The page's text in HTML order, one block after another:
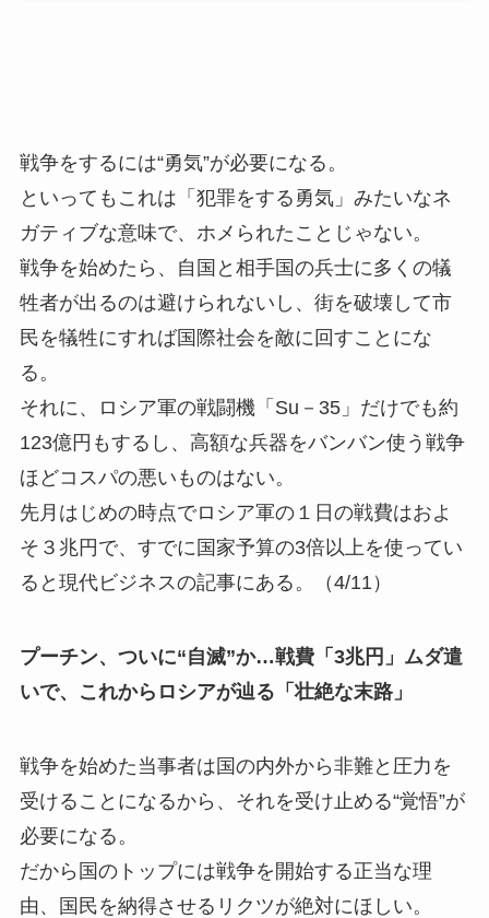
戦争をするには“勇気”が必要になる。
といってもこれは「犯罪をする勇気」みたいなネ
ガティブな意味で、ホメられたことじゃない。
戦争を始めたら、自国と相手国の兵士に多くの犠
牲者が出るのは避けられないし、街を破壊して市
民を犠牲にすれば国際社会を敵に回すことにな
る。
それに、ロシア軍の戦闘機「Su－35」だけでも約
123億円もするし、高額な兵器をバンバン使う戦争
ほどコスパの悪いものはない。
先月はじめの時点でロシア軍の１日の戦費はおよ
そ３兆円で、すでに国家予算の3倍以上を使ってい
ると現代ビジネスの記事にある。（4/11）
プーチン、ついに“自滅”か…戦費「3兆円」ムダ遣
いで、これからロシアが辿る「壮絶な末路」
戦争を始めた当事者は国の内外から非難と圧力を
受けることになるから、それを受け止める“覚悟”が
必要になる。
だから国のトップには戦争を開始する正当な理
由、国民を納得させるリクツが絶対にほしい。